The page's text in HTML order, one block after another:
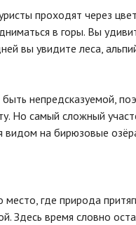
проходят через
в горы. Вы
вы увидите леса,
непредсказуемой,
Но самый сложный
видом на бирюзовые
где природа
Здесь время словно